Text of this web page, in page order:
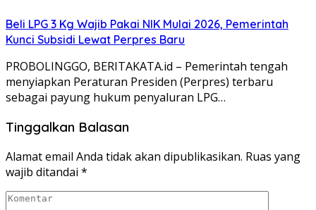
Beli LPG 3 Kg Wajib Pakai NIK Mulai 2026, Pemerintah
Kunci Subsidi Lewat Perpres Baru
PROBOLINGGO, BERITAKATA.id – Pemerintah tengah
menyiapkan Peraturan Presiden (Perpres) terbaru
sebagai payung hukum penyaluran LPG…
Tinggalkan Balasan
Alamat email Anda tidak akan dipublikasikan. Ruas yang
wajib ditandai *